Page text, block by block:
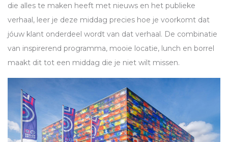
die alles te maken heeft met nieuws en het publieke
verhaal, leer je deze middag precies hoe je voorkomt dat
jóuw klant onderdeel wordt van dat verhaal. De combinatie
van inspirerend programma, mooie locatie, lunch en borrel
maakt dit tot een middag die je niet wilt missen.